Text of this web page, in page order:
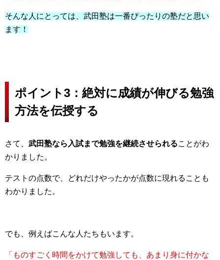
そんな人にとっては、武田塾は一番ぴったりの塾だと思い
ます！
ポイント3：絶対に成績が伸びる勉強
方法を伝授する
さて、 武田塾なら入試まで勉強を継続させられることがわ
かりました。
テストの点数で、どれだけやったかが点数に現れることも
わかりました。
でも、例えばこんな人たちもいます。
「ものすごく時間をかけて勉強しても、あまり身に付かな